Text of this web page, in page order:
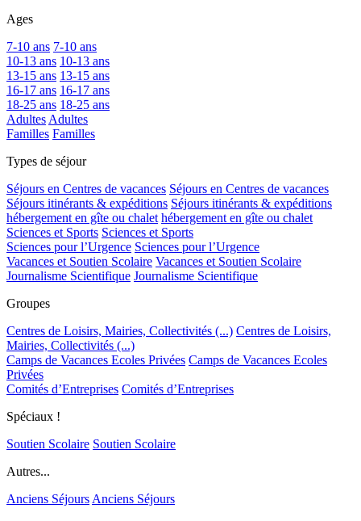
Ages
7-10 ans 7-10 ans
10-13 ans 10-13 ans
13-15 ans 13-15 ans
16-17 ans 16-17 ans
18-25 ans 18-25 ans
Adultes Adultes
Familles Familles
Types de séjour
Séjours en Centres de vacances Séjours en Centres de vacances
Séjours itinérants & expéditions Séjours itinérants & expéditions
hébergement en gîte ou chalet hébergement en gîte ou chalet
Sciences et Sports Sciences et Sports
Sciences pour l’Urgence Sciences pour l’Urgence
Vacances et Soutien Scolaire Vacances et Soutien Scolaire
Journalisme Scientifique Journalisme Scientifique
Groupes
Centres de Loisirs, Mairies, Collectivités (...) Centres de Loisirs,
Mairies, Collectivités (...)
Camps de Vacances Ecoles Privées Camps de Vacances Ecoles
Privées
Comités d’Entreprises Comités d’Entreprises
Spéciaux !
Soutien Scolaire Soutien Scolaire
Autres...
Anciens Séjours Anciens Séjours